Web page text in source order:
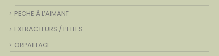
PECHE À L’AIMANT
EXTRACTEURS / PELLES
ORPAILLAGE